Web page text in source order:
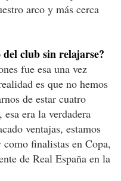
arco y más cerca
club sin relajarse?
fue esa una vez
es que no hemos
de estar cuatro
era la verdadera
ventajas, estamos
finalistas en Copa,
de Real España en la